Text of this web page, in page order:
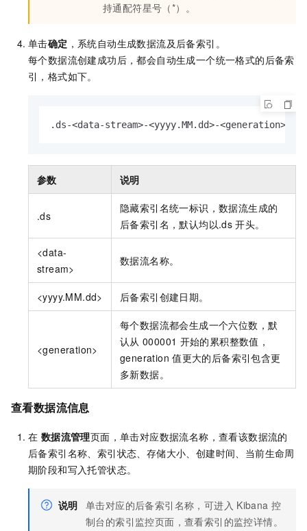
持通配符星号（*）。
单击确定 ，系统自动生成数据流及后备索引。
每个数据流创建成功后，都会自动生成一个统一格式的后备索
引，格式如下。
.ds-<data-stream>-<yyyy.MM.dd>-<generation>
参数 说明
.ds
隐藏索引名统一标识，数据流生成的
后备索引名，默认均以.ds 开头。
<data-
stream>
数据流名称。
<yyyy.MM.dd> 后备索引创建日期。
<generation>
每个数据流都会生成一个六位数，默
认从 000001 开始的累积整数值，
generation 值更大的后备索引包含更
多新数据。
查看数据流信息
在 数据流管理页面，单击对应数据流名称，查看该数据流的
后备索引名称、索引状态、存储大小、创建时间、当前生命周
期阶段和写入托管状态。
说明 单击对应的后备索引名称，可进入 Kibana 控
制台的索引监控页面，查看索引的监控详情。